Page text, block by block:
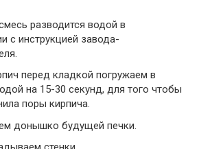
разводится водой в
с инструкцией завода-
перед кладкой погружаем в
на 15-30 секунд, для того чтобы
поры кирпича.
донышко будущей печки.